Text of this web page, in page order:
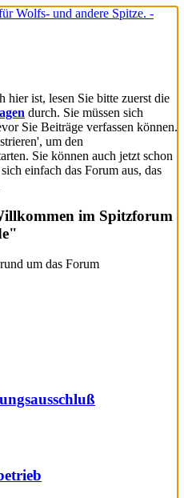
hier ist, lesen Sie bitte zuerst die
durch. Sie müssen sich
Sie Beiträge verfassen können.
um den
Sie können auch jetzt schon
einfach das Forum aus, das
im Spitzforum
um das Forum